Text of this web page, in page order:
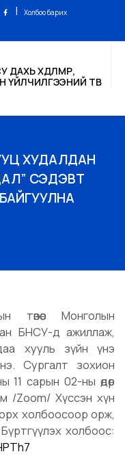
| Холбоо барих
ХӨДӨЛМӨР,
ТӨВ
ХУДАЛДАН
СЭДЭВТ
төвөөс Монголын
БНСУ-д ажиллаж,
хууль зүйн үнэ
Сургалт зохион
11 сарын 02-ны өдөр
/Zoom/ Хүссэн хүн
холбоосоор орж,
холбоос: